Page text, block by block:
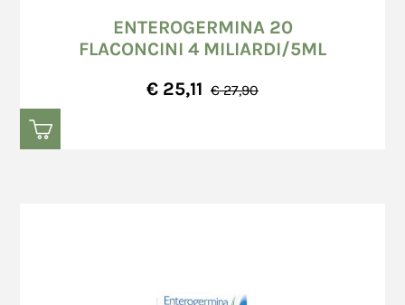
ENTEROGERMINA 20
FLACONCINI 4 MILIARDI/5ML
€ 25,11 € 27,90